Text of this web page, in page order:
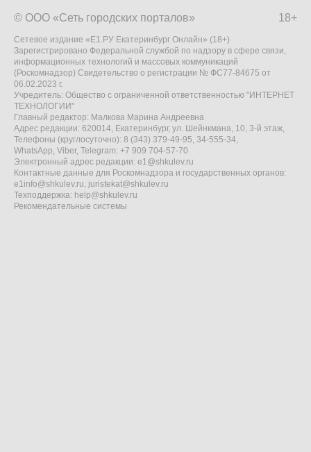
18+
© ООО «Сеть городских порталов»
Сетевое издание «Е1.РУ Екатеринбург Онлайн» (18+)
Зарегистрировано Федеральной службой по надзору в сфере связи,
информационных технологий и массовых коммуникаций
(Роскомнадзор) Свидетельство о регистрации № ФС77-84675 от
06.02.2023 г.
Учредитель: Общество с ограниченной ответственностью "ИНТЕРНЕТ
ТЕХНОЛОГИИ"
Главный редактор: Малкова Марина Андреевна
Адрес редакции: 620014, Екатеринбург, ул. Шейнкмана, 10, 3-й этаж,
Телефоны (круглосуточно): 8 (343) 379-49-95, 34-555-34,
WhatsApp, Viber, Telegram: +7 909 704-57-70
Электронный адрес редакции: e1@shkulev.ru
Контактные данные для Роскомнадзора и государственных органов:
e1info@shkulev.ru, juristekat@shkulev.ru
Техподдержка: help@shkulev.ru
Рекомендательные системы